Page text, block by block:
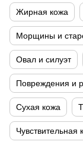
Жирная кожа
Морщины и
Овал и силуэт
Повреждения и
Сухая кожа
Чувствительная